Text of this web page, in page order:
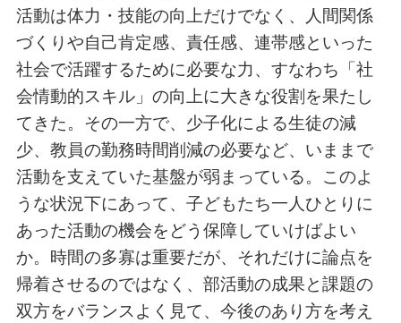
活動は体力・技能の向上だけでなく、人間関係
づくりや自己肯定感、責任感、連帯感といった
社会で活躍するために必要な力、すなわち「社
会情動的スキル」の向上に大きな役割を果たし
てきた。その一方で、少子化による生徒の減
少、教員の勤務時間削減の必要など、いままで
活動を支えていた基盤が弱まっている。このよ
うな状況下にあって、子どもたち一人ひとりに
あった活動の機会をどう保障していけばよい
か。時間の多寡は重要だが、それだけに論点を
帰着させるのではなく、部活動の成果と課題の
双方をバランスよく見て、今後のあり方を考え